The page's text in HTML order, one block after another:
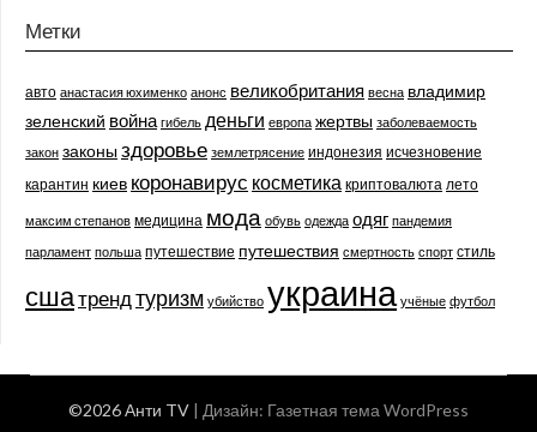
Метки
авто анастасия юхименко анонс великобритания весна владимир
зеленский война гибель деньги европа жертвы заболеваемость
закон законыздоровье землетрясение индонезия исчезновение
карантин киев коронавирус косметика криптовалюта лето
максим степанов медицина мода обувь одежда одяг пандемия
парламент польша путешествие путешествия смертность спорт стиль
сшатрендтуризм убийство украина учёные футбол
©2026 Анти TV | Дизайн: Газетная тема WordPress